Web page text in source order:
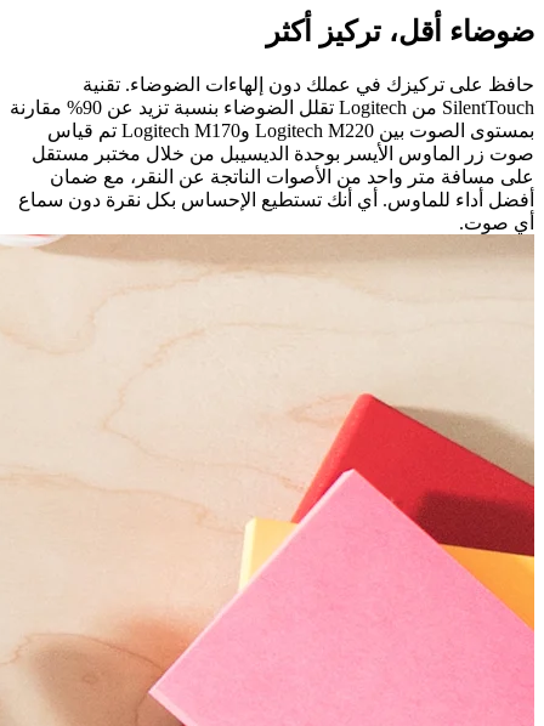
ضوضاء أقل، تركيز أكثر
حافظ على تركيزك في عملك دون إلهاءات الضوضاء. تقنية
SilentTouch من Logitech تقلل الضوضاء بنسبة تزيد عن 90% مقارنة
بمستوى الصوت بين Logitech M220 وLogitech M170 تم قياس
صوت زر الماوس الأيسر بوحدة الديسيبل من خلال مختبر مستقل
على مسافة متر واحد من الأصوات الناتجة عن النقر، مع ضمان
أفضل أداء للماوس. أي أنك تستطيع الإحساس بكل نقرة دون سماع
أي صوت.